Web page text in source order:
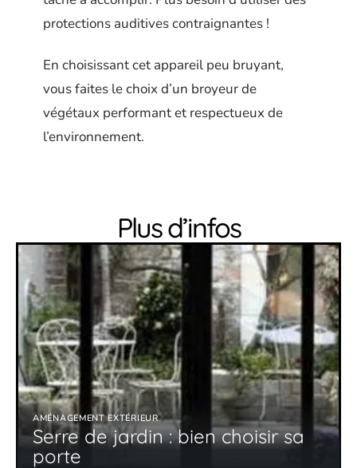
protections auditives contraignantes !
En choisissant cet appareil peu bruyant,
vous faites le choix d’un broyeur de
végétaux performant et respectueux de
l’environnement.
Plus d’infos
AMÉNAGEMENT EXTÉRIEUR
Serre de jardin : bien choisir sa
porte